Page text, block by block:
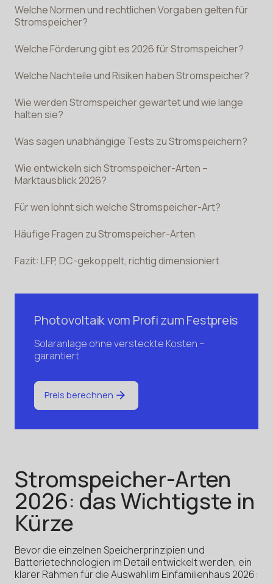
Welche Normen und rechtlichen Vorgaben gelten für
Stromspeicher?
Welche Förderung gibt es 2026 für Stromspeicher?
Welche Nachteile und Risiken haben Stromspeicher?
Wie werden Stromspeicher gewartet und wie lange
halten sie?
Was sagen unabhängige Tests zu Stromspeichern?
Wie entwickeln sich Stromspeicher-Arten –
Marktausblick 2026?
Für wen lohnt sich welche Stromspeicher-Art?
Häufige Fragen zu Stromspeicher-Arten
Fazit: LFP, DC-gekoppelt, richtig dimensioniert
Photovoltaik vom Profi zum Festpreis
Solaranlage ohne versteckte Kosten –
garantiert
Preis berechnen
Stromspeicher-Arten
2026: das Wichtigste in
Kürze
Bevor die einzelnen Speicherprinzipien und
Batterietechnologien im Detail entwickelt werden, ein
klarer Rahmen für die Auswahl im Einfamilienhaus 2026: